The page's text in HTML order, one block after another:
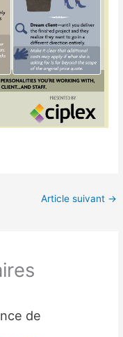
Article suivant →
de